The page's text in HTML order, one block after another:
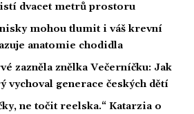
dvacet metrů prostoru
mohou tlumit i váš krevní
anatomie chodidla
zazněla znělka Večerníčku: Jak
vychoval generace českých dětí
ne točit reelska.“ Katarzia o